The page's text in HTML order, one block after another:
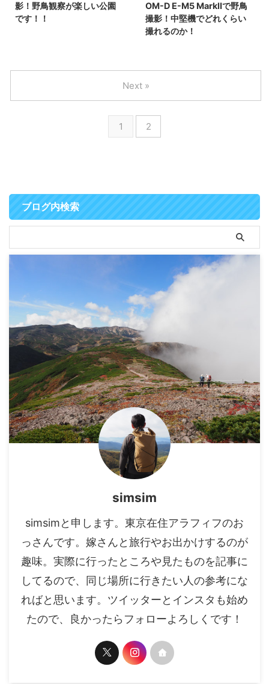
影！野鳥観察が楽しい公園
です！！
OM-D E-M5 MarkⅡで野鳥
撮影！中堅機でどれくらい
撮れるのか！
1 2
Next »
ブログ内検索
simsim
simsimと申します。東京在住アラフィフのお
っさんです。嫁さんと旅行やお出かけするのが
趣味。実際に行ったところや見たものを記事に
してるので、同じ場所に行きたい人の参考にな
ればと思います。ツイッターとインスタも始め
たので、良かったらフォローよろしくです！